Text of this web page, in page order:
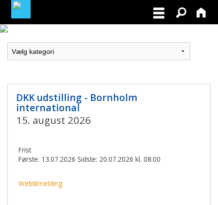
MEDLEMSLOGIN
DKK udstilling - Bornholm
international
15. august 2026
Frist
Første: 13.07.2026 Sidste: 20.07.2026 kl. 08:00
Webtilmelding